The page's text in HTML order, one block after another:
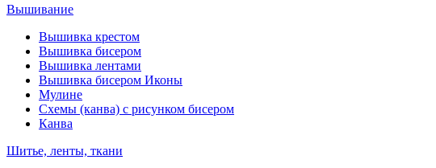
Вышивание
Вышивка крестом
Вышивка бисером
Вышивка лентами
Вышивка бисером Иконы
Мулине
Схемы (канва) с рисунком бисером
Канва
Шитье, ленты, ткани